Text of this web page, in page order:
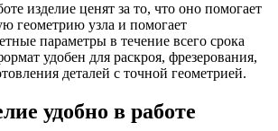
изделие ценят за то, что оно помогает
геометрию узла и помогает
параметры в течение всего срока
удобен для раскроя, фрезерования,
деталей с точной геометрией.
удобно в работе